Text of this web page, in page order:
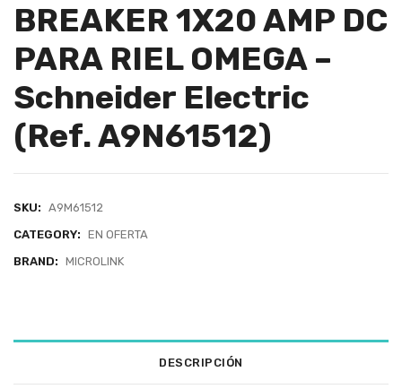
BREAKER 1X20 AMP DC
PARA RIEL OMEGA –
Schneider Electric
(Ref. A9N61512)
SKU: A9M61512
CATEGORY: EN OFERTA
BRAND: MICROLINK
DESCRIPCIÓN